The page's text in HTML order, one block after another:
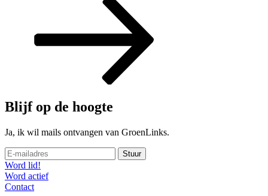
Blijf op de hoogte
Ja, ik wil mails ontvangen van GroenLinks.
Word lid!
Word actief
Contact